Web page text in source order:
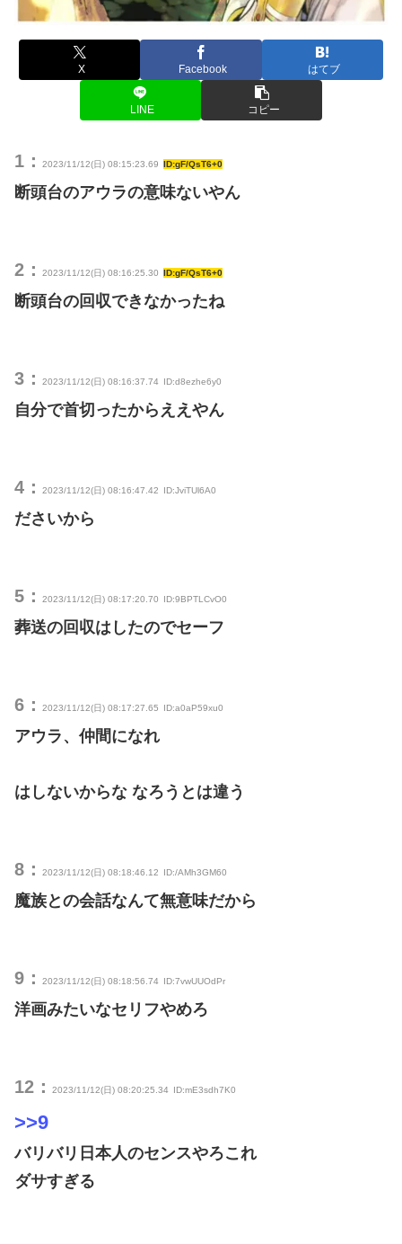
X Facebook はてブ
LINE コピー
1： 2023/11/12(日) 08:15:23.69 ID:gF/QsT6+0
断頭台のアウラの意味ないやん
2： 2023/11/12(日) 08:16:25.30 ID:gF/QsT6+0
断頭台の回収できなかったね
3： 2023/11/12(日) 08:16:37.74 ID:d8ezhe6y0
自分で首切ったからええやん
4： 2023/11/12(日) 08:16:47.42 ID:JviTUl6A0
ださいから
5： 2023/11/12(日) 08:17:20.70 ID:9BPTLCvO0
葬送の回収はしたのでセーフ
6： 2023/11/12(日) 08:17:27.65 ID:a0aP59xu0
アウラ、仲間になれ
はしないからな なろうとは違う
8： 2023/11/12(日) 08:18:46.12 ID:/AMh3GM60
魔族との会話なんて無意味だから
9： 2023/11/12(日) 08:18:56.74 ID:7vwUUOdPr
洋画みたいなセリフやめろ
12： 2023/11/12(日) 08:20:25.34 ID:mE3sdh7K0
>>9
バリバリ日本人のセンスやろこれ
ダサすぎる